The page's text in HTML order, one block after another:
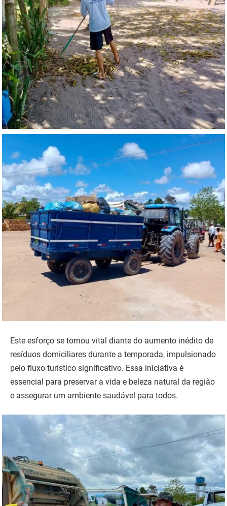
Este esforço se tornou vital diante do aumento inédito de
resíduos domiciliares durante a temporada, impulsionado
pelo fluxo turístico significativo. Essa iniciativa é
essencial para preservar a vida e beleza natural da região
e assegurar um ambiente saudável para todos.